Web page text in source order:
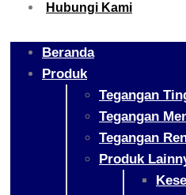
Hubungi Kami
Beranda
Produk
Tegangan
Tegangan
Tegangan
Produk